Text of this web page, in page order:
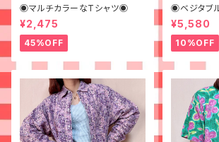
◉マルチカラーなTシャツ◉
¥2,475
45%OFF
◉ベジタブ
ツ◉ 古着
何学模様
¥5,580
10%OFF